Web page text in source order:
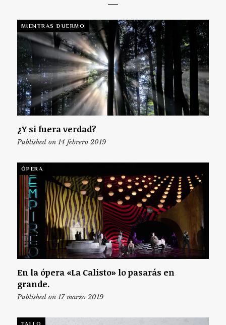
MIENTRAS DUERMO
¿Y si fuera verdad?
Published on 14 febrero 2019
ÓPERA
En la ópera «La Calisto» lo pasarás en
grande.
Published on 17 marzo 2019
TALLO